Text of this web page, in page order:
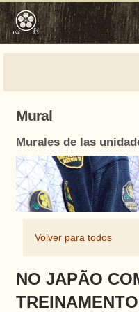
Mural
Murales de las
Volver para todos
NO JAPÃO